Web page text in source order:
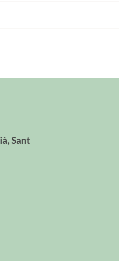
Sant